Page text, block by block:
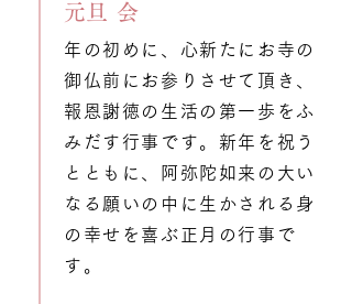
​元旦会
年の初めに、心新たにお寺の
御仏前にお参りさせて頂き、
報恩謝徳の生活の第一歩をふ
みだす行事です。新年を祝う
とともに、阿弥陀如来の大い
なる願いの中に生かされる身
の幸せを喜ぶ正月の行事で
す。